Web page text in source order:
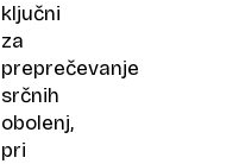
ključni
za
preprečevanje
srčnih
obolenj,
pri